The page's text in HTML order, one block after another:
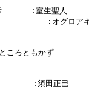
:室生聖人
:オグロアキ
ろともかず
:須田正巳